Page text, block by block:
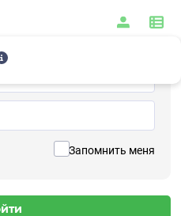
Запомнить меня
приборы и автоматика / Датчики /
/ 1A206HA-100(T)